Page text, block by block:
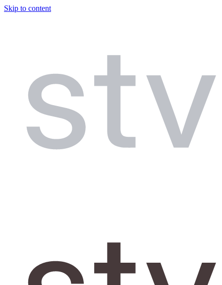
Skip to content